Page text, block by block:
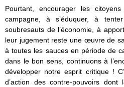
Pourtant, encourager les
campagne, à s’éduquer, à
soubresauts de l’économie, à
leur jugement reste une œuvre de
à toutes les sauces en période de
dans le bon sens, continuons à
développer notre esprit critique !
d’action des contre-pouvoirs